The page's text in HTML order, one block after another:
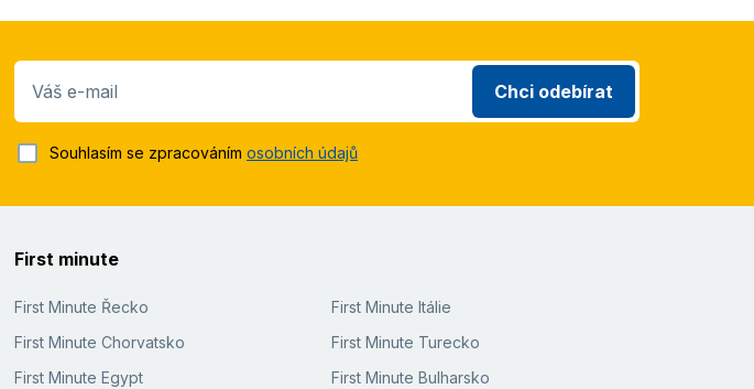
Váš e-mail Chci odebírat
Souhlasím se zpracováním osobních údajů
First minute
First Minute Řecko
First Minute Chorvatsko
First Minute Egypt
First Minute Itálie
First Minute Turecko
First Minute Bulharsko